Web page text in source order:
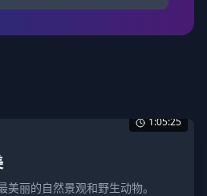
1:05:25
丽的自然景观和野生动物。